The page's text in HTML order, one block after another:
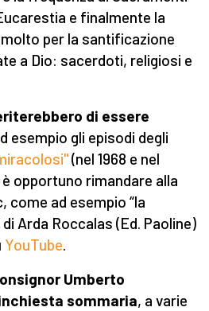
e finalmente la
per la santificazione
a Dio: sacerdoti, religiosi e
di essere
esempio gli episodi degli
(nel 1968 e nel
opportuno rimandare alla
come ad esempio “la
Arda Roccalas (Ed. Paoline)
YouTube.
Umberto
sommaria, a varie